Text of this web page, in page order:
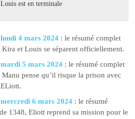
est en terminale
4 mars 2024 : le résumé complet
Kira et Louis se séparent officiellement.
5 mars 2024 : le résumé complet
pense qu’il risque la prison avec
6 mars 2024 : le résumé
1348, Eliott reprend sa mission pour le